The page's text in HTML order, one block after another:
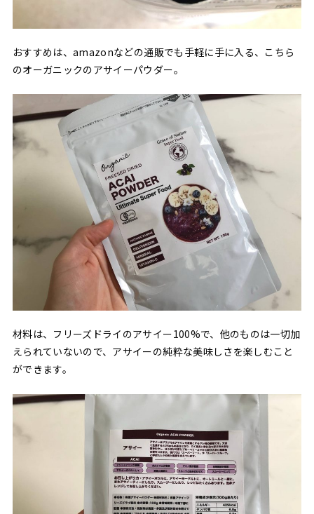
おすすめは、amazonなどの通販でも手軽に手に入る、こちら
のオーガニックのアサイーパウダー。
材料は、フリーズドライのアサイー100%で、他のものは一切加
えられていないので、アサイーの純粋な美味しさを楽しむこと
ができます。